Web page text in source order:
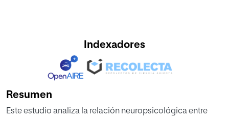
Indexadores
Resumen
Este estudio analiza la relación neuropsicológica entre